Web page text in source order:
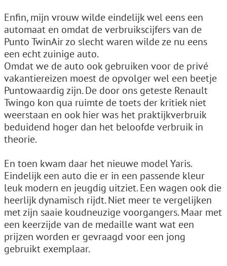
Enfin, mijn vrouw wilde eindelijk wel eens een
automaat en omdat de verbruikscijfers van de
Punto TwinAir zo slecht waren wilde ze nu eens
een echt zuinige auto.
Omdat we de auto ook gebruiken voor de privé
vakantiereizen moest de opvolger wel een beetje
Puntowaardig zijn. De door ons geteste Renault
Twingo kon qua ruimte de toets der kritiek niet
weerstaan en ook hier was het praktijkverbruik
beduidend hoger dan het beloofde verbruik in
theorie.
En toen kwam daar het nieuwe model Yaris.
Eindelijk een auto die er in een passende kleur
leuk modern en jeugdig uitziet. Een wagen ook die
heerlijk dynamisch rijdt. Niet meer te vergelijken
met zijn saaie koudneuzige voorgangers. Maar met
een keerzijde van de medaille want wat een
prijzen worden er gevraagd voor een jong
gebruikt exemplaar.